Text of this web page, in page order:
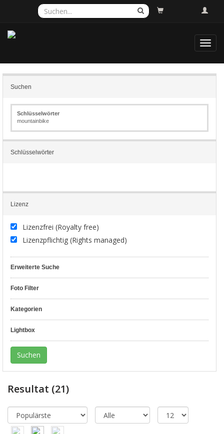
Suchen
Schlüsselwörter
mountainbike
Schlüsselwörter
Lizenz
Lizenzfrei (Royalty free)
Lizenzpflichtig (Rights managed)
Erweiterte Suche
Foto Filter
Kategorien
Lightbox
Resultat (21)